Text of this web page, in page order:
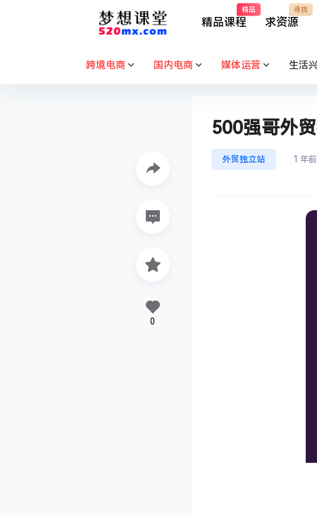
精品课程
精品
求资源
寻找
跨境电商 国内电商 媒体运营 生活
500强哥外
外贸独立站 1 年前
0